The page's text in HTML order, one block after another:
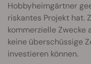
Hobbyheimgärtner
riskantes Projekt hat.
kommerzielle Zwecke
keine überschüssige
investieren können.